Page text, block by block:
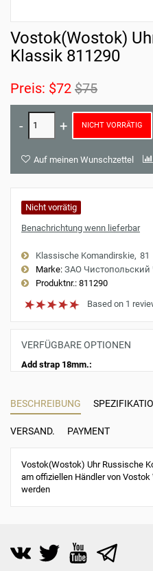
Vostok(Wostok)
Klassik 811290
Preis: $72 $75
NICHT VORRÄTIG
Auf meinen Wunschzettel
Nicht vorrätig
Benachrichtung wenn lieferbar
Klassische Komandirskie 81
Marke: ЗАО
Produktnr.: 811290
Based on 1
VERFÜGBARE OPTIONEN
Add strap 18mm.:
BESCHREIBUNG
VERSAND. PAYMENT
Vostok(Wostok) Uhr Russische
am offiziellen Händler von
werden